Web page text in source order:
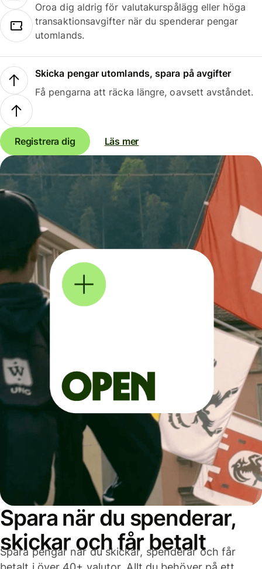
Oroa dig aldrig för valutakurspålägg eller höga
transaktionsavgifter när du spenderar pengar
utomlands.
Skicka pengar utomlands, spara på avgifter
Få pengarna att räcka längre, oavsett avståndet.
Registrera dig Läs mer
Spara när du spenderar,
skickar och får betalt
Spara pengar när du skickar, spenderar och får